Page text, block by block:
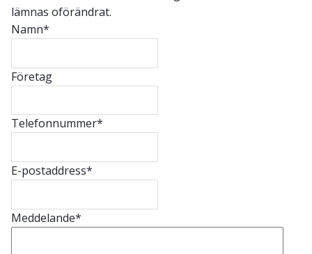
lämnas oförändrat.
Namn*
Företag
Telefonnummer*
E-postaddress*
Meddelande*